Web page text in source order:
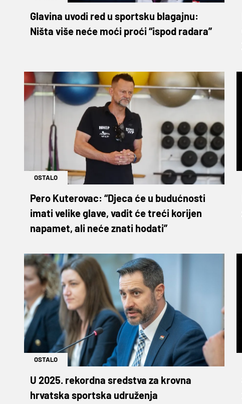
Glavina uvodi red u sportsku blagajnu:
Ništa više neće moći proći “ispod radara”
OSTALO
Pero Kuterovac: “Djeca će u budućnosti
imati velike glave, vadit će treći korijen
napamet, ali neće znati hodati”
OSTALO
U 2025. rekordna sredstva za krovna
hrvatska sportska udruženja